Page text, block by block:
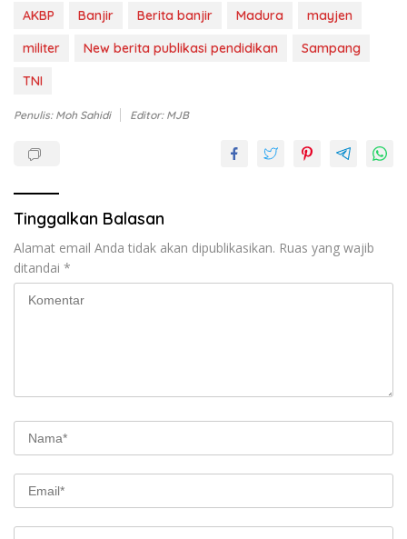
AKBP Banjir Berita banjir Madura
mayjen
militer
New berita publikasi pendidikan
Sampang
TNI
Penulis: Moh Sahidi Editor: MJB
Tinggalkan Balasan
Alamat email Anda tidak akan dipublikasikan. Ruas yang wajib
ditandai *